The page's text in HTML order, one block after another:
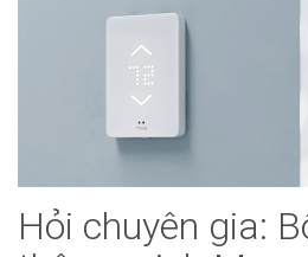
Hỏi chuyên gia: